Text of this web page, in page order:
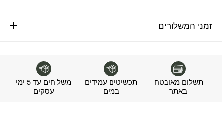
זמני המשלוחים
תשלום מאובטח
באתר
תכשיטים עמידים
במים
משלוחים עד 5 ימי
עסקים